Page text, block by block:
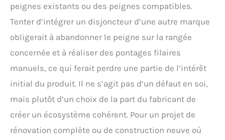
peignes existants ou des peignes compatibles.
Tenter d’intégrer un disjoncteur d’une autre marque
obligerait à abandonner le peigne sur la rangée
concernée et à réaliser des pontages filaires
manuels, ce qui ferait perdre une partie de l’intérêt
initial du produit. Il ne s’agit pas d’un défaut en soi,
mais plutôt d’un choix de la part du fabricant de
créer un écosystème cohérent. Pour un projet de
rénovation complète ou de construction neuve où